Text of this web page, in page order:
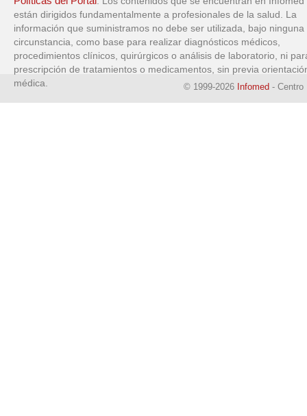
están dirigidos fundamentalmente a profesionales de la salud. La
información que suministramos no debe ser utilizada, bajo ninguna
circunstancia, como base para realizar diagnósticos médicos,
procedimientos clínicos, quirúrgicos o análisis de laboratorio, ni
prescripción de tratamientos o medicamentos, sin previa
médica.
© 1999-2026 Infomed - Centro